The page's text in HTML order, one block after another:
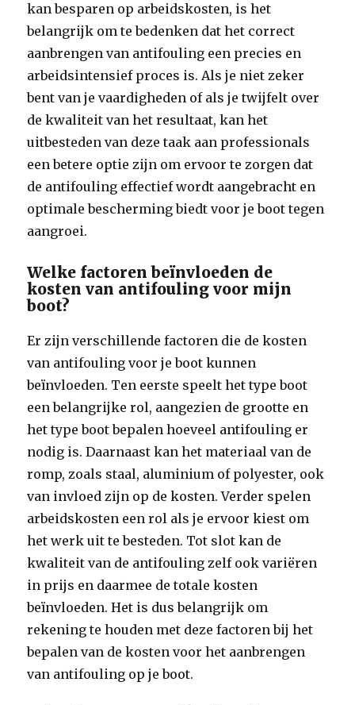
kan besparen op arbeidskosten, is het
belangrijk om te bedenken dat het correct
aanbrengen van antifouling een precies en
arbeidsintensief proces is. Als je niet zeker
bent van je vaardigheden of als je twijfelt over
de kwaliteit van het resultaat, kan het
uitbesteden van deze taak aan professionals
een betere optie zijn om ervoor te zorgen dat
de antifouling effectief wordt aangebracht en
optimale bescherming biedt voor je boot tegen
aangroei.
Welke factoren beïnvloeden de
kosten van antifouling voor mijn
boot?
Er zijn verschillende factoren die de kosten
van antifouling voor je boot kunnen
beïnvloeden. Ten eerste speelt het type boot
een belangrijke rol, aangezien de grootte en
het type boot bepalen hoeveel antifouling er
nodig is. Daarnaast kan het materiaal van de
romp, zoals staal, aluminium of polyester, ook
van invloed zijn op de kosten. Verder spelen
arbeidskosten een rol als je ervoor kiest om
het werk uit te besteden. Tot slot kan de
kwaliteit van de antifouling zelf ook variëren
in prijs en daarmee de totale kosten
beïnvloeden. Het is dus belangrijk om
rekening te houden met deze factoren bij het
bepalen van de kosten voor het aanbrengen
van antifouling op je boot.